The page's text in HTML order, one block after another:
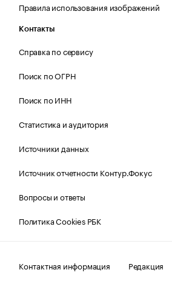
Правила использования изображений
Контакты
Справка по сервису
Поиск по ОГРН
Поиск по ИНН
Статистика и аудитория
Источники данных
Источник отчетности Контур.Фокус
Вопросы и ответы
Политика Cookies РБК
Контактная информация
Редакция